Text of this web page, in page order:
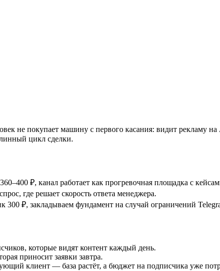
не покупает машину с первого касания: видит рекламу на
цикл сделки.
₽, канал работает как прогревочная площадка с
где решает скорость ответа менеджера.
₽, закладываем фундамент на случай ограничений
которые видят контент каждый день.
приносит заявки завтра.
клиент — база растёт, а бюджет на подписчика уже